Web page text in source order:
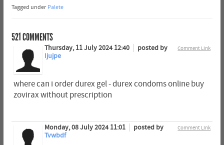
Tagged under Palete
521COMMENTS
Comment Link
Thursday, 11 July 2024 12:40
posted by
Ijujpe
where can i order durex gel - durex condoms online buy
zovirax without prescription
Comment Link
Monday, 08 July 2024 11:01
posted by
Tvwbdf